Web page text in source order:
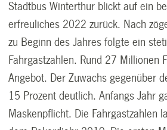
Stadtbus Winterthur blickt auf ein
erfreuliches 2022 zurück. Nach
zu Beginn des Jahres folgte ein
Fahrgastzahlen. Rund 27 Millionen
Angebot. Der Zuwachs gegenüber
15 Prozent deutlich. Anfangs Jahr
Maskenpflicht. Die Fahrgastzahlen